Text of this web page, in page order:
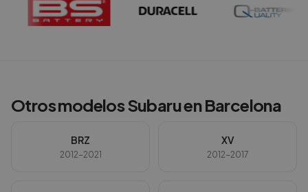
Otros modelosSubaruenBarcelona
BRZ
2012-2021
XV
2012-2017